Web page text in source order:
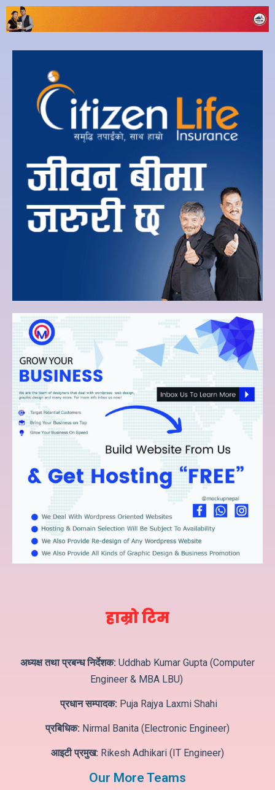
हाम्रो टिम
अध्यक्ष तथा प्रबन्ध निर्देशक: Uddhab Kumar Gupta (Computer
Engineer & MBA LBU)
प्रधान सम्पादक: Puja Rajya Laxmi Shahi
प्रबिधिक: Nirmal Banita (Electronic Engineer)
आइटी प्रमुख: Rikesh Adhikari (IT Engineer)
Our More Teams